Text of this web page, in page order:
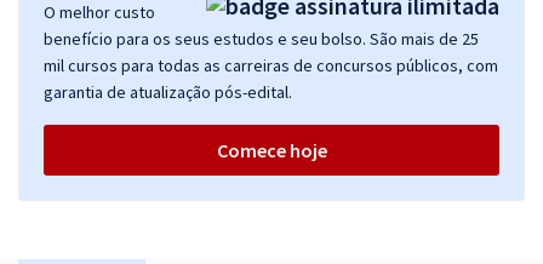
O melhor custo
benefício para os seus estudos e seu bolso. São mais de 25
mil cursos para todas as carreiras de concursos públicos, com
garantia de atualização pós-edital.
Comece hoje